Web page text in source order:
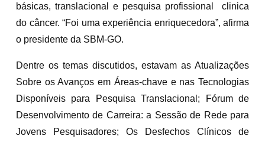
básicas, translacional e pesquisa profissional clinica
do câncer. “Foi uma experiência enriquecedora”, afirma
o presidente da SBM-GO.
Dentre os temas discutidos, estavam as Atualizações
Sobre os Avanços em Áreas-chave e nas Tecnologias
Disponíveis para Pesquisa Translacional; Fórum de
Desenvolvimento de Carreira: a Sessão de Rede para
Jovens Pesquisadores; Os Desfechos Clínicos de